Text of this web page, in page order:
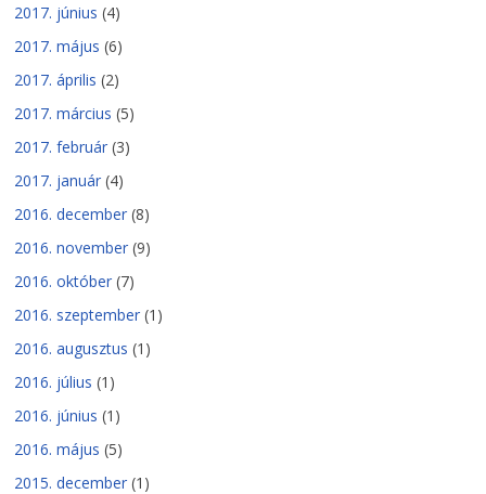
2017. június (4)
2017. május (6)
2017. április (2)
2017. március (5)
2017. február (3)
2017. január (4)
2016. december (8)
2016. november (9)
2016. október (7)
2016. szeptember (1)
2016. augusztus (1)
2016. július (1)
2016. június (1)
2016. május (5)
2015. december (1)